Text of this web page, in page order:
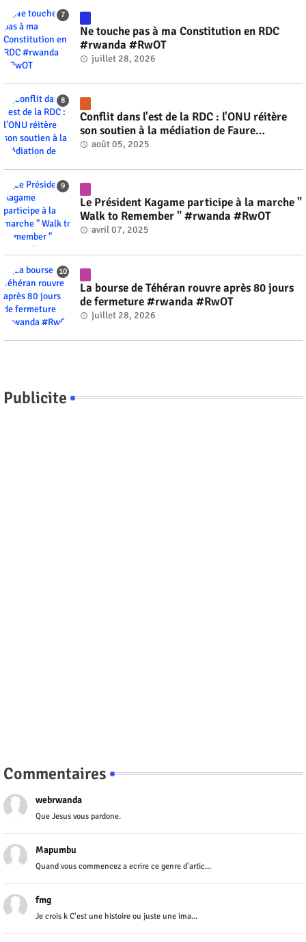
Ne touche pas à ma Constitution en RDC
#rwanda #RwOT
juillet 28, 2026
Conflit dans l'est de la RDC : l'ONU réitère
son soutien à la médiation de Faure
Gnassingbé #rwanda #RwOT
août 05, 2025
Le Président Kagame participe à la marche "
Walk to Remember " #rwanda #RwOT
avril 07, 2025
La bourse de Téhéran rouvre après 80 jours
de fermeture #rwanda #RwOT
juillet 28, 2026
Publicite
Commentaires
webrwanda
Que Jesus vous pardone.
Mapumbu
Quand vous commencez a ecrire ce genre d'artic...
fmg
Je crois k C'est une histoire ou juste une ima...